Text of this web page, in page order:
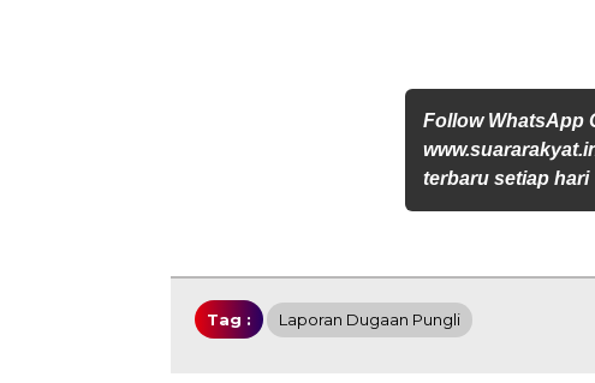
Follow WhatsApp
terbaru setiap hari
Tag : Laporan Dugaan Pungli